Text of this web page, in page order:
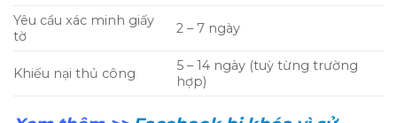
Yêu cầu xác minh giấy
tờ
2 – 7 ngày
Khiếu nại thủ công
5 – 14 ngày (tuỳ từng trường
hợp)